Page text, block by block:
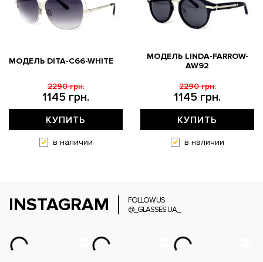
МОДЕЛЬ DITA-C66-WHITE
1145 грн.
2290 грн.
КУПИТЬ
в наличии
МОДЕЛЬ LINDA-FARROW-
AW92
1145 грн.
2290 грн.
КУПИТЬ
в наличии
INSTAGRAM
FOLLOW US
@_GLASSES.UA_